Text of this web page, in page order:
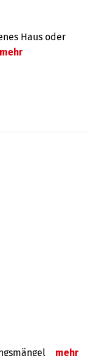
Haus oder
mehr
mehr